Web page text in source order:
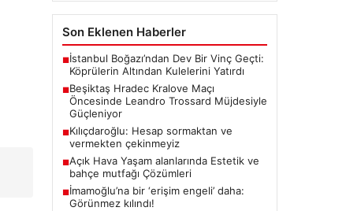
Son Eklenen Haberler
■İstanbul Boğazı’ndan Dev Bir Vinç Geçti:
Köprülerin Altından Kulelerini Yatırdı
■Beşiktaş Hradec Kralove Maçı
Öncesinde Leandro Trossard Müjdesiyle
Güçleniyor
■Kılıçdaroğlu: Hesap sormaktan ve
vermekten çekinmeyiz
■Açık Hava Yaşam alanlarında Estetik ve
bahçe mutfağı Çözümleri
■İmamoğlu’na bir ‘erişim engeli’ daha:
Görünmez kılındı!